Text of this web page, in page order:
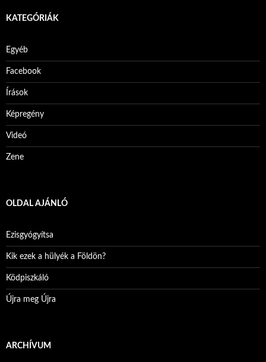
KATEGÓRIÁK
Egyéb
Facebook
Írások
Képregény
Videó
Zene
OLDAL AJÁNLÓ
Ezisgyógyítsa
Kik ezek a hülyék a Földön?
Ködpiszkáló
Újra meg Újra
ARCHÍVUM